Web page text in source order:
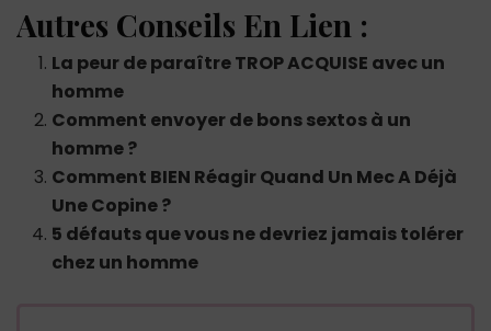
Autres Conseils En Lien :
La peur de paraître TROP ACQUISE avec un
homme
Comment envoyer de bons sextos à un
homme ?
Comment BIEN Réagir Quand Un Mec A Déjà
Une Copine ?
5 défauts que vous ne devriez jamais tolérer
chez un homme